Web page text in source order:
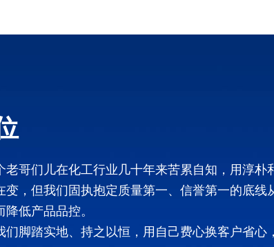
哥们儿在化工行业几十年来苦累自知，用淳朴
，但我们固执抱定质量第一、信誉第一的底
低产品品控。
脚踏实地、持之以恒，用自己费心换客户省